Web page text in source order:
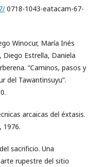
0718-1043-eatacam-67-
Winocur, María Inés
Diego Estrella, Daniela
“Caminos, pasos y
del Tawantinsuyu”.
arcaicas del éxtasis.
1976.
sacrificio. Una
rupestre del sitio